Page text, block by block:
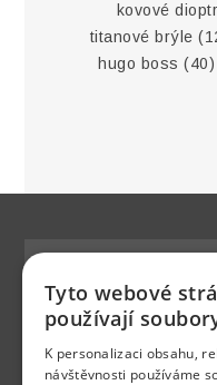
kovové
titanové brýle
hugo boss (40)
Zákaznická
Můj účet
Tyto webové
používají
K personalizaci obsahu,
návštěvnosti používáme